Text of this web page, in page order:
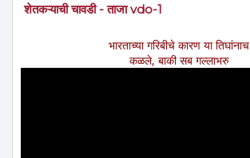
शेतकऱ्याची चावडी - ताजा vdo-1
भारताच्या गरिबीचे कारण या तिघांनाच
कळले, बाकी सब गल्लाभरु